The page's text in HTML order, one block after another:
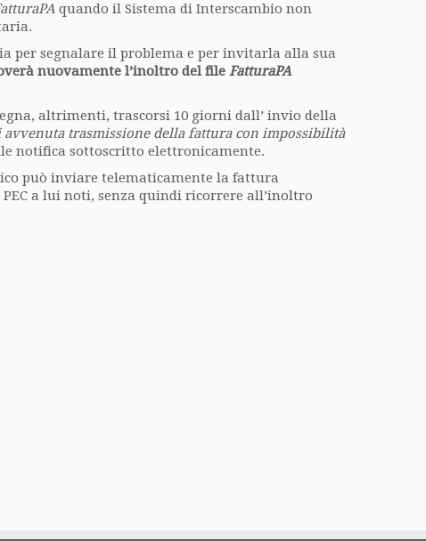
quando il Sistema di Interscambio non
per segnalare il problema e per invitarla alla sua
nuovamente l’inoltro del file FatturaPA
altrimenti, trascorsi 10 giorni dall’ invio della
avvenuta trasmissione della fattura con impossibilità
notifica sottoscritto elettronicamente.
può inviare telematicamente la fattura
a lui noti, senza quindi ricorrere all’inoltro